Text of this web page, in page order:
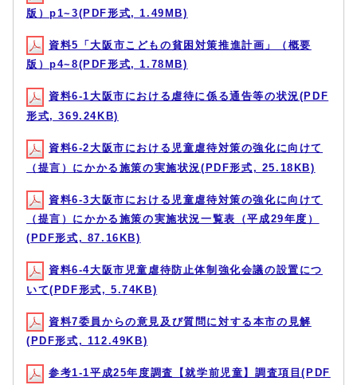
版）p1~3(PDF形式, 1.49MB)
資料5「大阪市こどもの貧困対策推進計画」（概要
版）p4~8(PDF形式, 1.78MB)
資料6-1大阪市における虐待に係る通告等の状況(PDF
形式, 369.24KB)
資料6-2大阪市における児童虐待対策の強化に向けて
（提言）にかかる施策の実施状況(PDF形式, 25.18KB)
資料6-3大阪市における児童虐待対策の強化に向けて
（提言）にかかる施策の実施状況一覧表（平成29年度）
(PDF形式, 87.16KB)
資料6-4大阪市児童虐待防止体制強化会議の設置につ
いて(PDF形式, 5.74KB)
資料7委員からの意見及び質問に対する本市の見解
(PDF形式, 112.49KB)
参考1-1平成25年度調査【就学前児童】調査項目(PDF